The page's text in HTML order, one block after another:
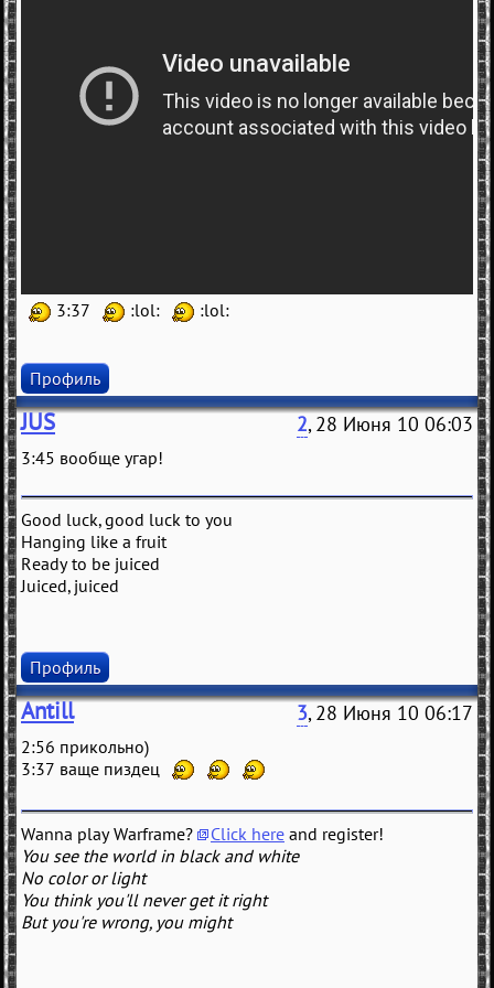
3:37 :lol: :lol:
Профиль
JUS 2, 28 Июня 10 06:03
3:45 вообще угар!
Good luck, good luck to you
Hanging like a fruit
Ready to be juiced
Juiced, juiced
Профиль
Antill 3, 28 Июня 10 06:17
2:56 прикольно)
3:37 ваще пиздец
Wanna play Warframe? Click here and register!
You see the world in black and white
No color or light
You think you'll never get it right
But you're wrong, you might